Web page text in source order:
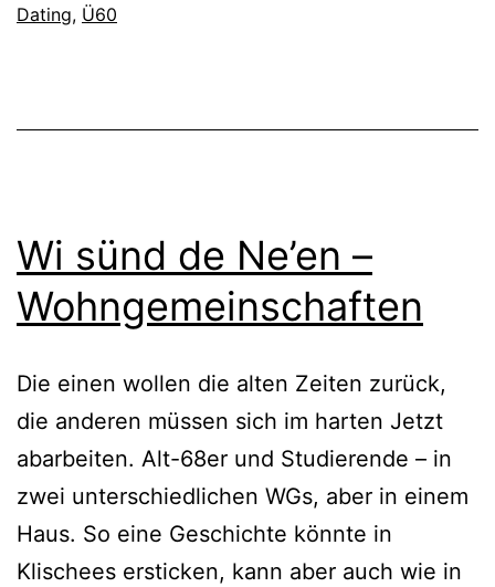
Dating, Ü60
Wi sünd de Ne’en –
Wohngemeinschaften
Die einen wollen die alten Zeiten zurück,
die anderen müssen sich im harten Jetzt
abarbeiten. Alt-68er und Studierende – in
zwei unterschiedlichen WGs, aber in einem
Haus. So eine Geschichte könnte in
Klischees ersticken, kann aber auch wie in